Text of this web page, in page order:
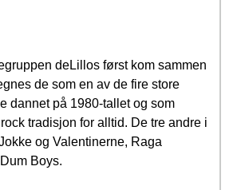
deLillos først kom sammen
de som en av de fire store
dannet på 1980-tallet og som
tradisjon for alltid. De tre andre i
og Valentinerne, Raga
Boys.